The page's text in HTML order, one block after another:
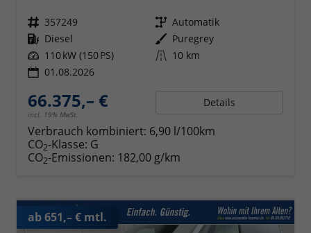
Fahrzeugnr. 357249 Getriebe Automatik
Kraftstoff Diesel Außenfarbe Puregrey
Leistung 110 kW (150 PS) Kilometerstand 10 km
01.08.2026
66.375,– €
incl. 19% MwSt.
Details
Verbrauch kombiniert: 6,90 l/100km
CO2-Klasse: G
CO2-Emissionen: 182,00 g/km
ab 651,– € mtl.